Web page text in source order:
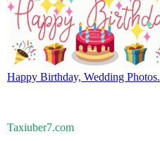
Happy Birthday, Wedding Photos.
Taxiuber7.com